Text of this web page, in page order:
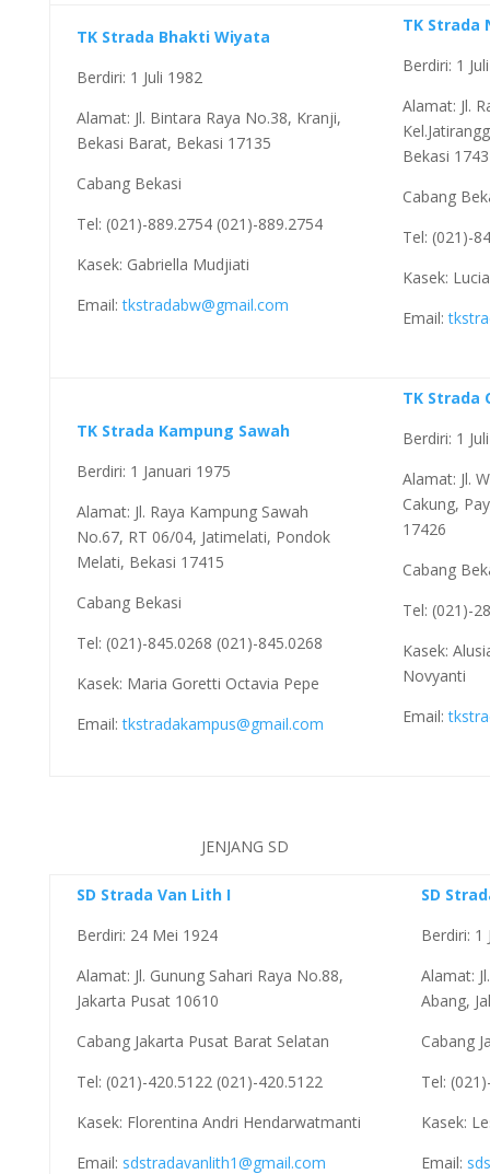
TK Strada Bhakti Wiyata
Berdiri: 1 Juli 1982
Alamat: Jl. Bintara Raya No.38, Kranji,
Bekasi Barat, Bekasi 17135
Cabang Bekasi
Tel: (021)-889.2754 (021)-889.2754
Kasek: Gabriella Mudjiati
Email:tkstradabw@gmail.com
TK Strada
Berdiri: 1
Alamat: Jl.
Bekasi
Cabang
Tel: (021)-
Kasek:
Email:
TK Strada Kampung Sawah
Berdiri: 1 Januari 1975
Alamat: Jl. Raya Kampung Sawah
No.67, RT 06/04, Jatimelati, Pondok
Melati, Bekasi 17415
Cabang Bekasi
Tel: (021)-845.0268 (021)-845.0268
Kasek: Maria Goretti Octavia Pepe
Email:tkstradakampus@gmail.com
TK Strada
Berdiri: 1
Alamat: Jl.
Cakung,
17426
Cabang
Tel: (021)-
Kasek:
Novyanti
Email:
JENJANG SD
SD Strada Van Lith I
Berdiri: 24 Mei 1924
Alamat: Jl. Gunung Sahari Raya No.88,
Jakarta Pusat 10610
Cabang Jakarta Pusat Barat Selatan
Tel: (021)-420.5122 (021)-420.5122
Kasek: Florentina Andri Hendarwatmanti
Email: sdstradavanlith1@gmail.com
SD
Berdiri: 1
Alamat:
Abang,
Cabang
Tel:
Kasek:
Email: